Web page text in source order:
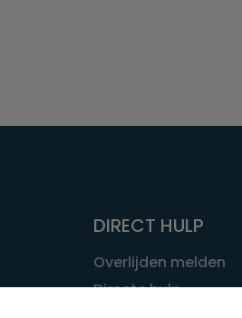
DIRECT HULP
Overlijden melden
Directe hulp